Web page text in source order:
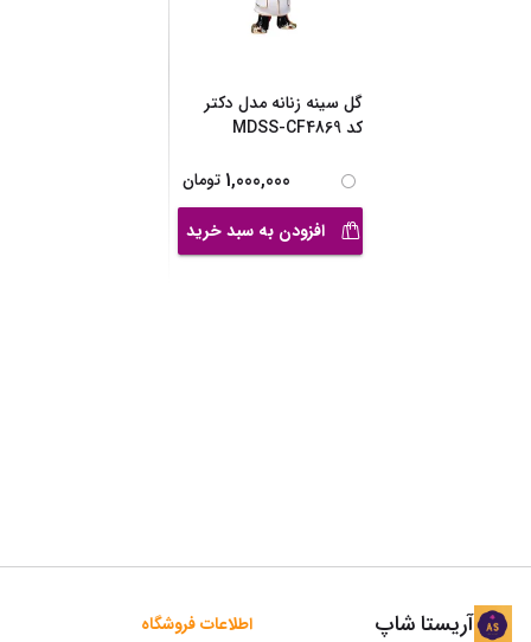
گل سینه زنانه مدل دکتر
کد MDSS-CF4869
1,000,000 تومان
افزودن به سبد خرید
آریستا شاپ اطلاعات فروشگاه